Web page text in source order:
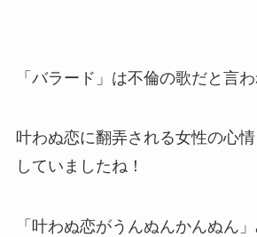
「バラード」は不倫の歌だと言わ
叶わぬ恋に翻弄される女性の心
していましたね！
「叶わぬ恋がうんぬんかんぬん